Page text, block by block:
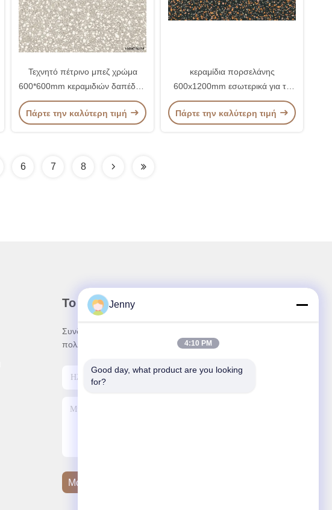
Τεχνητό πέτρινο μπεζ χρώμα
600*600mm κεραμιδιών δαπέδων
βεράντας
Πάρτε την καλύτερη τιμή
κεραμίδια πορσελάνης
600x1200mm εσωτερικά για το
μαύρο χρώμα τοίχων πατωμάτων
Πάρτε την καλύτερη τιμή
6 7 8
Το Δελτίο Ενημέρωσης
Συνδρομηθείτε στο ενημερωτικό μας δελτίο για εκπτώσεις και
πολλά άλλα.
Μας Ελάτε Σε Επαφή Με
Jenny
4:10 PM
Good day, what product are you looking
for?